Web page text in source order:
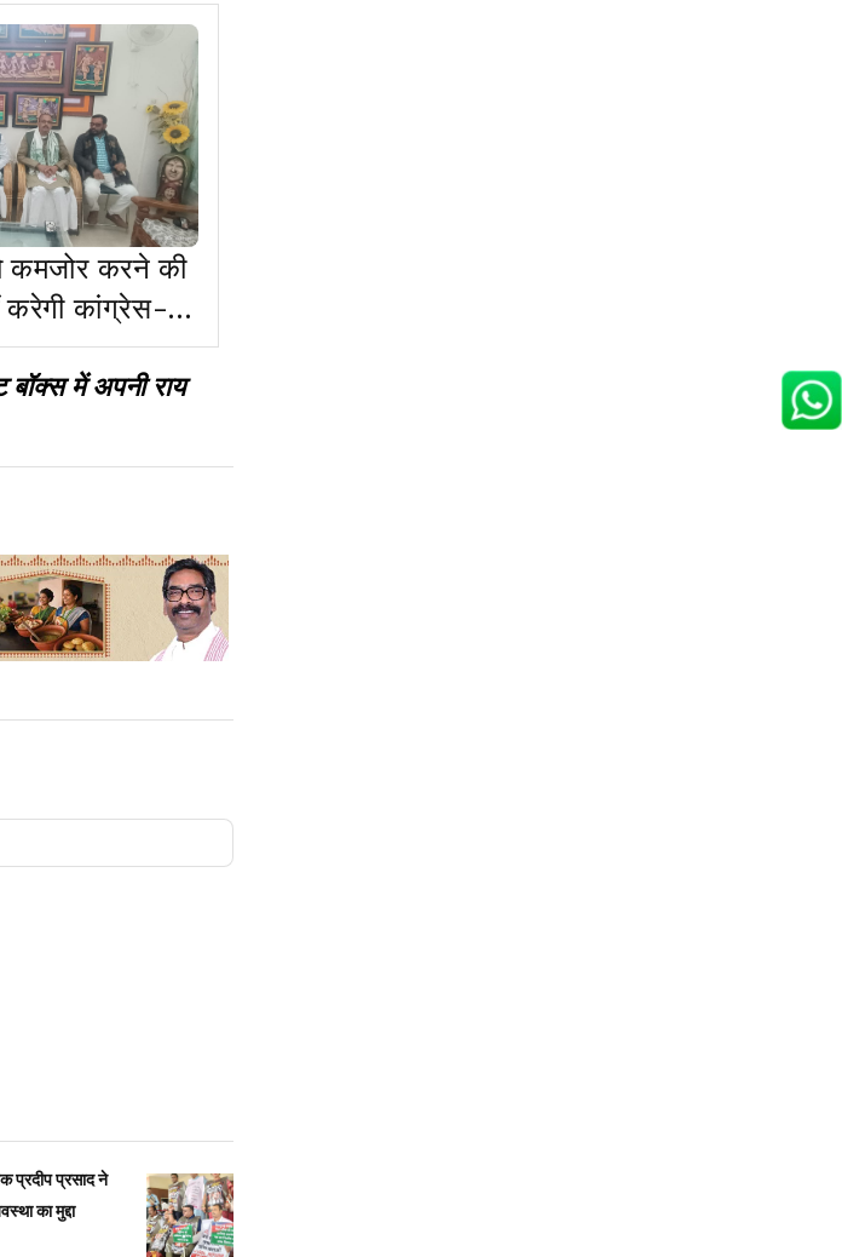
कमजोर करने की
करेगी कांग्रेस-
में अपनी राय
प्रसाद ने
का मुद्दा